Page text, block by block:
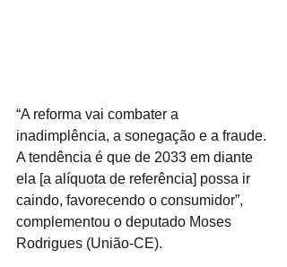
“A reforma vai combater a
inadimplência, a sonegação e a fraude.
A tendência é que de 2033 em diante
ela [a alíquota de referência] possa ir
caindo, favorecendo o consumidor”,
complementou o deputado Moses
Rodrigues (União-CE).